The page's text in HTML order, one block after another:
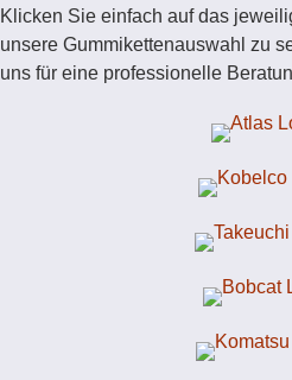
Klicken Sie einfach auf das
unsere Gummikettenauswahl zu
uns für eine professionelle